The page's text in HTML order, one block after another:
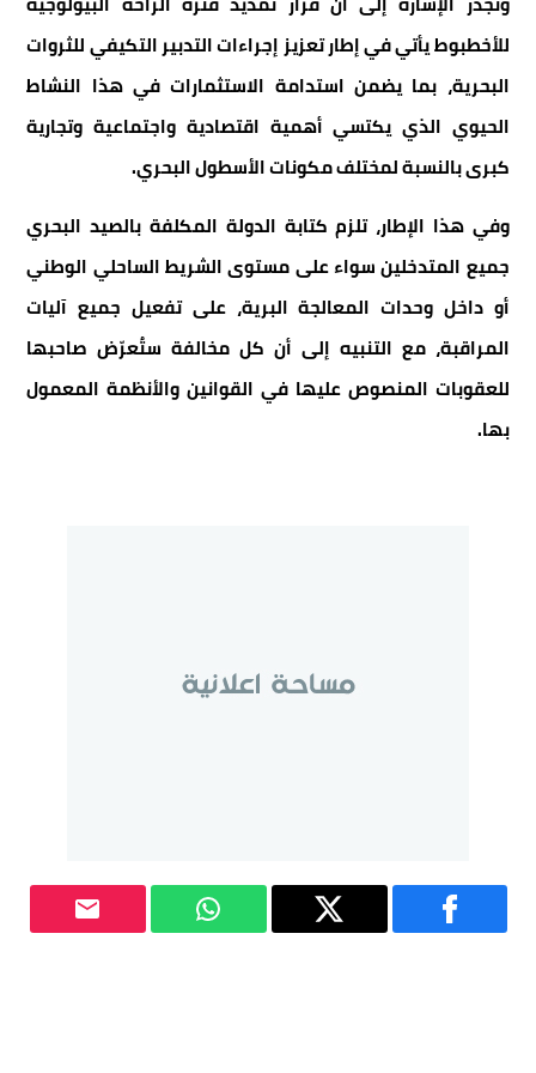
للأخطبوط يأتي في إطار تعزيز إجراءات التدبير التكيفي للثروات
البحرية، بما يضمن استدامة الاستثمارات في هذا النشاط
الحيوي الذي يكتسي أهمية اقتصادية واجتماعية وتجارية
كبرى بالنسبة لمختلف مكونات الأسطول البحري.
وفي هذا الإطار، تلزم كتابة الدولة المكلفة بالصيد البحري
جميع المتدخلين سواء على مستوى الشريط الساحلي الوطني
أو داخل وحدات المعالجة البرية، على تفعيل جميع آليات
المراقبة، مع التنبيه إلى أن كل مخالفة ستُعرّض صاحبها
للعقوبات المنصوص عليها في القوانين والأنظمة المعمول
بها.